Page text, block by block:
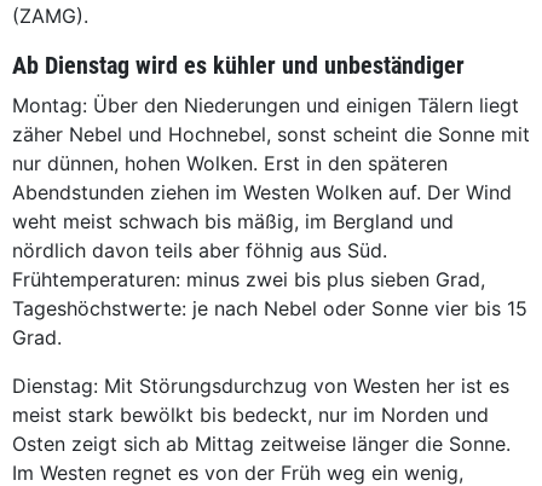
(ZAMG).
Ab Dienstag wird es kühler und unbeständiger
Montag: Über den Niederungen und einigen Tälern liegt
zäher Nebel und Hochnebel, sonst scheint die Sonne mit
nur dünnen, hohen Wolken. Erst in den späteren
Abendstunden ziehen im Westen Wolken auf. Der Wind
weht meist schwach bis mäßig, im Bergland und
nördlich davon teils aber föhnig aus Süd.
Frühtemperaturen: minus zwei bis plus sieben Grad,
Tageshöchstwerte: je nach Nebel oder Sonne vier bis 15
Grad.
Dienstag: Mit Störungsdurchzug von Westen her ist es
meist stark bewölkt bis bedeckt, nur im Norden und
Osten zeigt sich ab Mittag zeitweise länger die Sonne.
Im Westen regnet es von der Früh weg ein wenig,